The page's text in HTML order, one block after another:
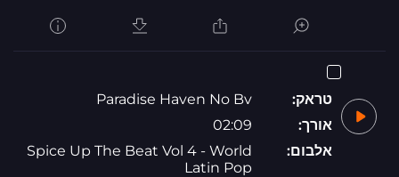
טראק:
Paradise Haven No Bv
אורך:
02:09
אלבום:
Spice Up The Beat Vol 4 - World
Latin Pop